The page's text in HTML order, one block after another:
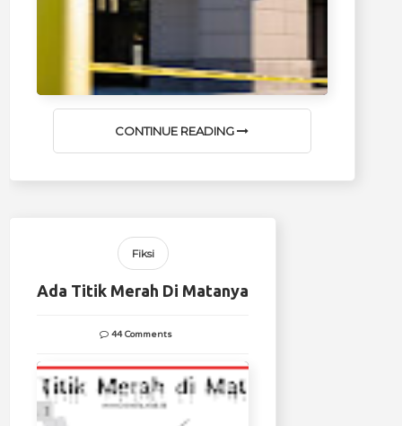
CONTINUE READING
Fiksi
Ada Titik Merah Di Matanya
44 Comments